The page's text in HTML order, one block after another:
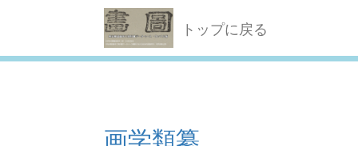
トップに戻る
画学類纂